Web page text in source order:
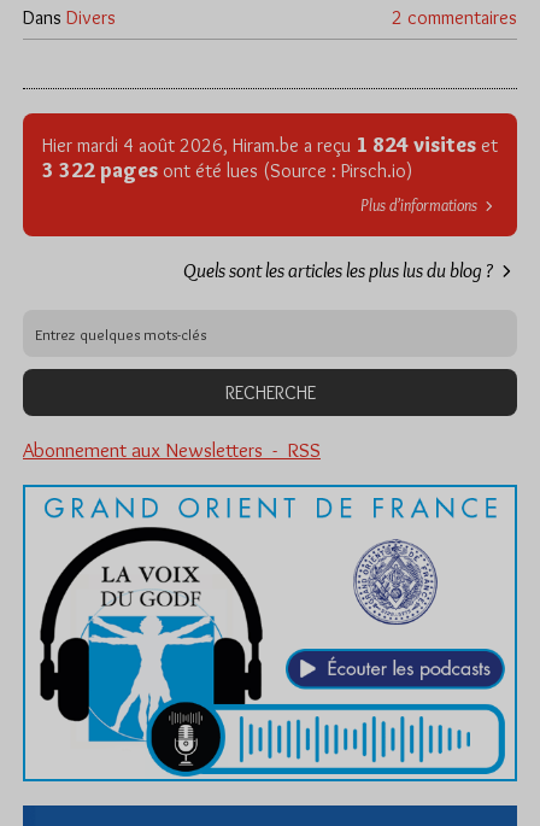
Dans Divers 2 commentaires
Hier mardi 4 août 2026, Hiram.be a reçu 1 824 visites et
3 322 pages ont été lues (Source : Pirsch.io)
Plus d’informations
Quels sont les articles les plus lus du blog ?
Abonnement aux Newsletters - RSS